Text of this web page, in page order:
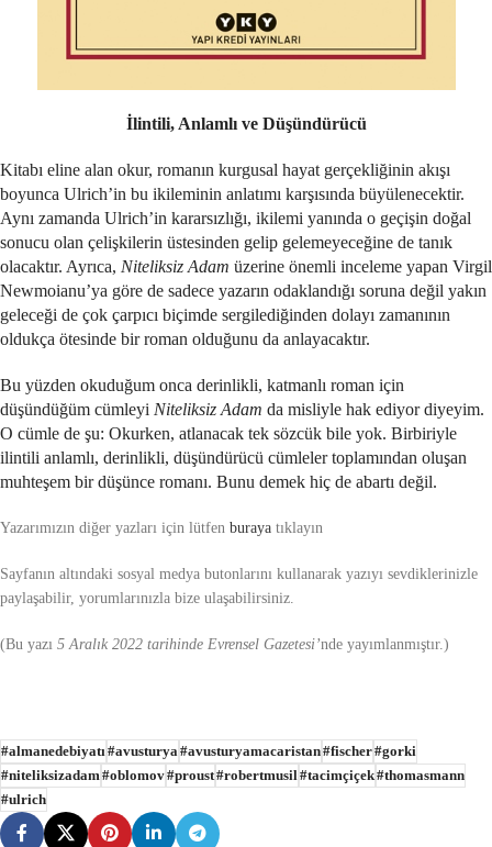
İlintili, Anlamlı ve Düşündürücü
Kitabı eline alan okur, romanın kurgusal hayat gerçekliğinin akışı
boyunca Ulrich’in bu ikileminin anlatımı karşısında büyülenecektir.
Aynı zamanda Ulrich’in kararsızlığı, ikilemi yanında o geçişin doğal
sonucu olan çelişkilerin üstesinden gelip gelemeyeceğine de tanık
olacaktır. Ayrıca, Niteliksiz Adam üzerine önemli inceleme yapan Virgil
Newmoianu’ya göre de sadece yazarın odaklandığı soruna değil yakın
geleceği de çok çarpıcı biçimde sergilediğinden dolayı zamanının
oldukça ötesinde bir roman olduğunu da anlayacaktır.
Bu yüzden okuduğum onca derinlikli, katmanlı roman için
düşündüğüm cümleyi Niteliksiz Adam da misliyle hak ediyor diyeyim.
O cümle de şu: Okurken, atlanacak tek sözcük bile yok. Birbiriyle
ilintili anlamlı, derinlikli, düşündürücü cümleler toplamından oluşan
muhteşem bir düşünce romanı. Bunu demek hiç de abartı değil.
Yazarımızın diğer yazları için lütfen buraya tıklayın
Sayfanın altındaki sosyal medya butonlarını kullanarak yazıyı sevdiklerinizle
paylaşabilir, yorumlarınızla bize ulaşabilirsiniz.
(Bu yazı 5 Aralık 2022 tarihinde Evrensel Gazetesi’nde yayımlanmıştır.)
#almanedebiyatı#avusturya#avusturyamacaristan#fischer#gorki
#niteliksizadam#oblomov#proust#robertmusil#tacimçiçek#thomasmann
#ulrich